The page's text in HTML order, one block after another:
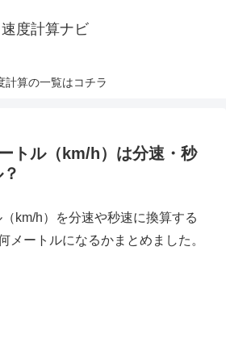
速度計算ナビ
計算の一覧はコチラ
トル（km/h）は分速・秒
km/h）を分速や秒速に換算する
メートルになるかまとめました。